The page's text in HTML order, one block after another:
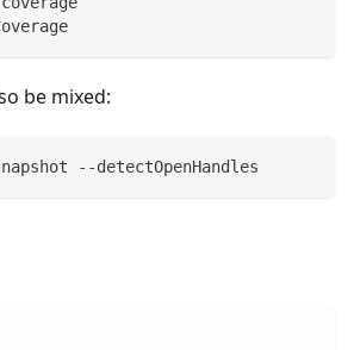
be mixed:
--detectOpenHandles